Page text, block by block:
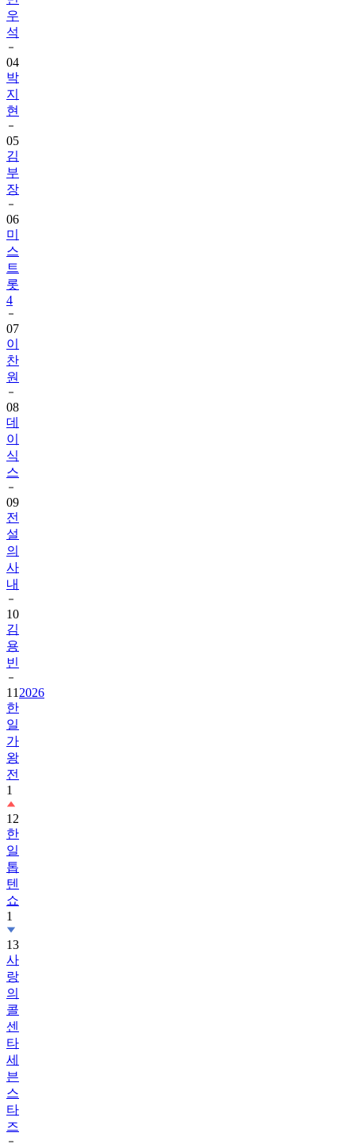
우
석
04
박
지
현
05
김
부
장
06
미
스
트
롯
4
07
이
찬
원
08
데
이
식
스
09
전
설
의
사
내
10
김
용
빈
11 2026
한
일
가
왕
전
1
12
한
일
톱
텐
쇼
1
13
사
랑
의
콜
센
타
세
븐
스
타
즈